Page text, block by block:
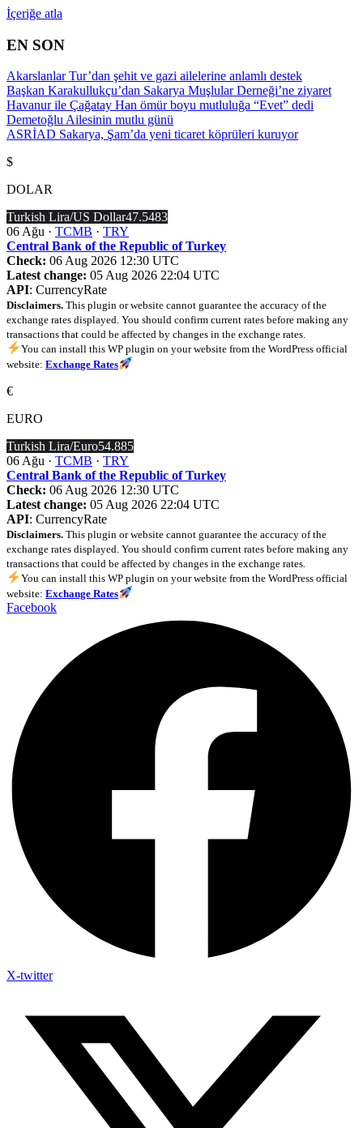
İçeriğe atla
EN SON
Akarslanlar Tur’dan şehit ve gazi ailelerine anlamlı destek
Başkan Karakullukçu’dan Sakarya Muşlular Derneği’ne ziyaret
Havanur ile Çağatay Han ömür boyu mutluluğa “Evet” dedi
Demetoğlu Ailesinin mutlu günü
ASRİAD Sakarya, Şam’da yeni ticaret köprüleri kuruyor
$
DOLAR
Turkish Lira/US Dollar47.5483
06 Ağu · TCMB · TRY
Central Bank of the Republic of Turkey
Check: 06 Aug 2026 12:30 UTC
Latest change: 05 Aug 2026 22:04 UTC
API: CurrencyRate
Disclaimers. This plugin or website cannot guarantee the accuracy of the
exchange rates displayed. You should confirm current rates before making any
transactions that could be affected by changes in the exchange rates.
You can install this WP plugin on your website from the WordPress official
website: Exchange Rates
€
EURO
Turkish Lira/Euro54.885
06 Ağu · TCMB · TRY
Central Bank of the Republic of Turkey
Check: 06 Aug 2026 12:30 UTC
Latest change: 05 Aug 2026 22:04 UTC
API: CurrencyRate
Disclaimers. This plugin or website cannot guarantee the accuracy of the
exchange rates displayed. You should confirm current rates before making any
transactions that could be affected by changes in the exchange rates.
You can install this WP plugin on your website from the WordPress official
website: Exchange Rates
Facebook
X-twitter